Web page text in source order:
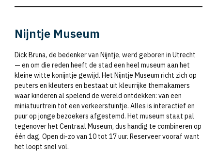
Nijntje Museum
Dick Bruna, de bedenker van Nijntje, werd geboren in Utrecht
— en om die reden heeft de stad een heel museum aan het
kleine witte konijntje gewijd. Het Nijntje Museum richt zich op
peuters en kleuters en bestaat uit kleurrijke themakamers
waar kinderen al spelend de wereld ontdekken: van een
miniatuurtrein tot een verkeerstuintje. Alles is interactief en
puur op jonge bezoekers afgestemd. Het museum staat pal
tegenover het Centraal Museum, dus handig te combineren op
één dag. Open di-zo van 10 tot 17 uur. Reserveer vooraf want
het loopt snel vol.